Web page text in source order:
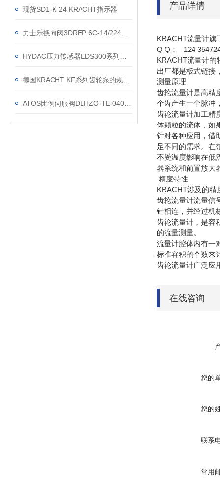
现货SD1-K-24 KRACHT指示器 产品详情
KRACHT流量计旗
Q Q： 124
KRACHT流量计的
出厂都是板式链接
测量原理
齿轮流量计是高精
个齿产生一个脉冲
齿轮流量计加工精
体颗粒的流体，如
针对各种应用，借
足不同的需求。在
不受温度影响在低
器系统和前置放大
精度特性
KRACHT涉及的精
齿轮流量计流量信
针相连，并经过机
齿轮流量计，是容
的流量测量。
流量计腔体内有一
标准容积的个数来
齿轮流量计广泛应
在线咨询
您的
您的
联系
常用